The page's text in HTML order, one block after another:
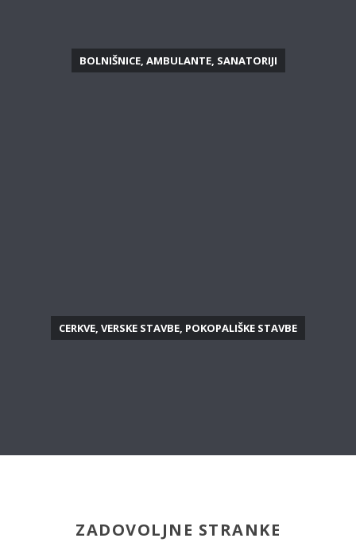
BOLNIŠNICE, AMBULANTE, SANATORIJI
CERKVE, VERSKE STAVBE, POKOPALIŠKE STAVBE
ZADOVOLJNE STRANKE